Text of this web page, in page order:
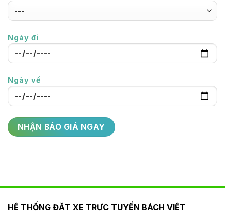
Ngày đi
Ngày về
HỆ THỐNG ĐẶT XE TRỰC TUYẾN BÁCH VIỆT